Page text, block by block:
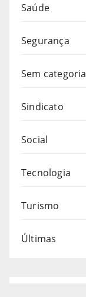
Saúde
Segurança
Sem categoria
Sindicato
Social
Tecnologia
Turismo
Últimas